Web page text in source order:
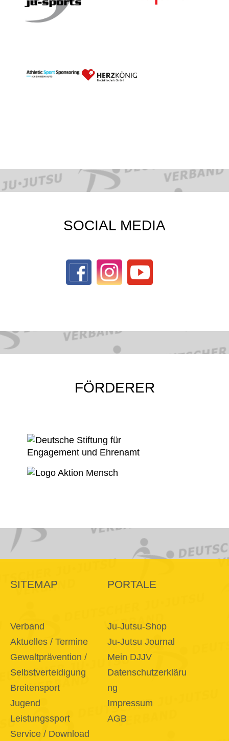
SOCIAL MEDIA
FÖRDERER
SITEMAP
Verband
Aktuelles / Termine
Gewaltprävention /
Selbstverteidigung
Breitensport
Jugend
Leistungssport
Service / Download
PORTALE
Ju-Jutsu-Shop
Ju-Jutsu Journal
Mein DJJV
Datenschutzerkläru
ng
Impressum
AGB